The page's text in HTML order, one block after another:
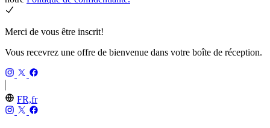
Merci de vous être inscrit!
Vous recevrez une offre de bienvenue dans votre boîte de réception.
FR,fr